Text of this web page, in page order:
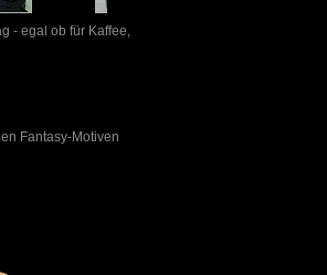
- egal ob für Kaffee,
Fantasy-Motiven